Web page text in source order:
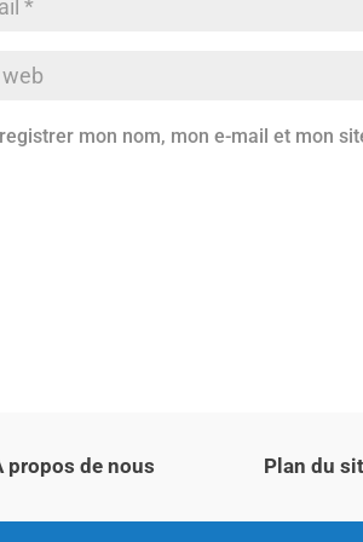
mon nom, mon e-mail et mon
propos de nous Plan du